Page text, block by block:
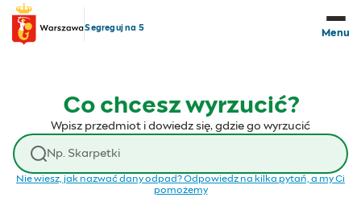
Przejdź do treści
Segreguj na 5
Menu
Co chcesz wyrzucić?
Wpisz przedmiot i dowiedz się, gdzie go wyrzucić
Wyszukaj odpad
Nie wiesz, jak nazwać dany odpad? Odpowiedz na kilka pytań, a my Ci
pomożemy